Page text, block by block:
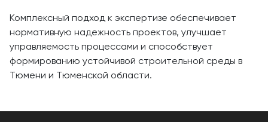
Комплексный подход к экспертизе обеспечивает
нормативную надежность проектов, улучшает
управляемость процессами и способствует
формированию устойчивой строительной среды в
Тюмени и Тюменской области.